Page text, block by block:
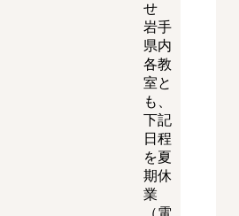
せ
岩手
県内
各教
室と
も、
下記
日程
を夏
期休
業